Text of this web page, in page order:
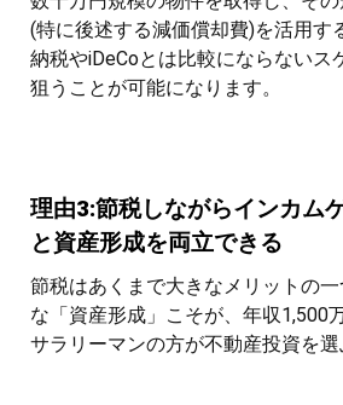
(特に後述する減価償却費)を活用す
納税やiDeCoとは比較にならないス
狙うことが可能になります。
理由3:節税しながらインカム
と資産形成を両立できる
節税はあくまで大きなメリットの
な「資産形成」こそが、年収1,500
サラリーマンの方が不動産投資を選